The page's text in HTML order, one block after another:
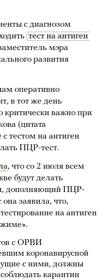
с диагнозом
тест на антиген
мэра
развития
оперативно
в тот же день
критически важно при
(цитата
тестом на антиген
ПЦР-тест.
, что со 2 июля всем
будут делать
дополняющий ПЦР-
заявила, что,
на антиген
с ОРВИ
коронавирусной
с ними, должны
карантин